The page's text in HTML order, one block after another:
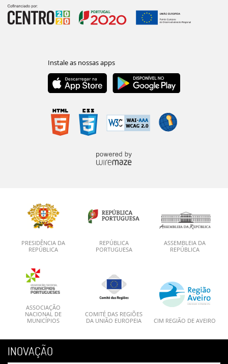
PRESIDÊNCIA DA
REPÚBLICA
REPÚBLICA
PORTUGUESA
ASSEMBLEIA DA
REPÚBLICA
ASSOCIAÇÃO
NACIONAL DE
MUNICÍPIOS
COMITÉ DAS REGIÕES
DA UNIÃO EUROPEIA
CIM REGIÃO DE AVEIRO
INOVAÇÃO